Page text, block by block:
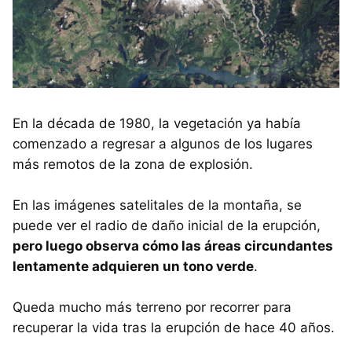
En la década de 1980, la vegetación ya había
comenzado a regresar a algunos de los lugares
más remotos de la zona de explosión.
En las imágenes satelitales de la montaña, se
puede ver el radio de daño inicial de la erupción,
pero luego observa cómo las áreas circundantes
lentamente adquieren un tono verde.
Queda mucho más terreno por recorrer para
recuperar la vida tras la erupción de hace 40 años.